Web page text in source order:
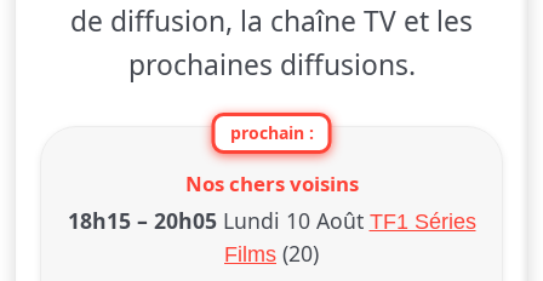
de diffusion, la chaîne TV et les
prochaines diffusions.
prochain :
Nos chers voisins
18h15– 20h05 Lundi 10 Août TF1 Séries
Films (20)